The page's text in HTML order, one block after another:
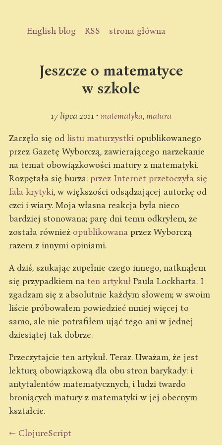
English blog RSS strona główna
Jeszcze o matematyce
w szkole
17 lipca 2011 • matematyka matura
Zaczęło się od listu maturzystki opublikowanego
przez Gazetę Wyborczą, zawierającego narzekanie
na temat obowiązkowości matury z matematyki.
Rozpętała się burza: przez Internet przetoczyła się
fala krytyki, w większości odsądzającej autorkę od
czci i wiary. Moja własna reakcja była nieco
bardziej stonowana; parę dni temu odkryłem, że
została również opublikowana przez Wyborczą
razem z innymi opiniami.
A dziś, szukając zupełnie czego innego, natknąłem
się przypadkiem na ten artykuł Paula Lockharta. I
zgadzam się z absolutnie każdym słowem; w swoim
liście próbowałem powiedzieć mniej więcej to
samo, ale nie potrafiłem ująć tego ani w jednej
dziesiątej tak dobrze.
Przeczytajcie ten artykuł. Teraz. Uważam, że jest
lekturą obowiązkową dla obu stron barykady: i
antytalentów matematycznych, i ludzi twardo
broniących matury z matematyki w jej obecnym
kształcie.
← ClojureScript